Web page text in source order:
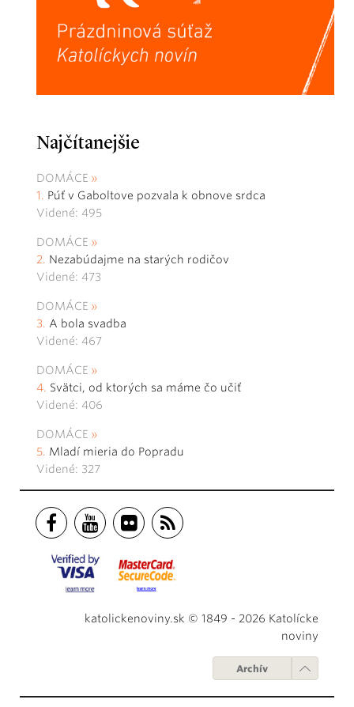
Najčítanejšie
DOMÁCE
Púť v Gaboltove pozvala k obnove srdca
Videné: 495
DOMÁCE
Nezabúdajme na starých rodičov
Videné: 473
DOMÁCE
A bola svadba
Videné: 467
DOMÁCE
Svätci, od ktorých sa máme čo učiť
Videné: 406
DOMÁCE
Mladí mieria do Popradu
Videné: 327
katolickenoviny.sk © 1849 - 2026 Katolícke
noviny
Archív